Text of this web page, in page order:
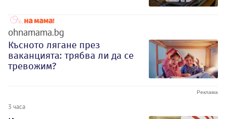
ohnamama.bg
Късното лягане през
ваканцията: трябва ли да се
тревожим?
3 часа